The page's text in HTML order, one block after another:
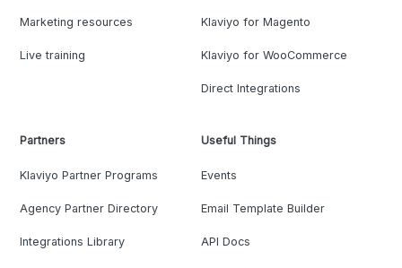
Marketing resources
Live training
Klaviyo for Magento
Klaviyo for WooCommerce
Direct Integrations
Partners
Klaviyo Partner Programs
Agency Partner Directory
Integrations Library
Useful Things
Events
Email Template Builder
API Docs